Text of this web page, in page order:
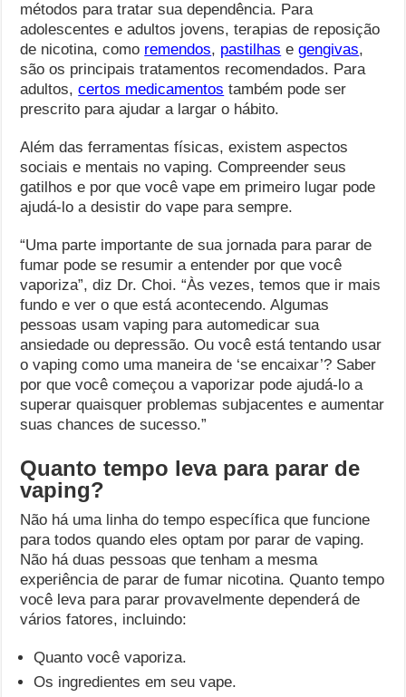
métodos para tratar sua dependência. Para
adolescentes e adultos jovens, terapias de reposição
de nicotina, como remendos, pastilhas egengivas,
são os principais tratamentos recomendados. Para
adultos,certos medicamentos também pode ser
prescrito para ajudar a largar o hábito.
Além das ferramentas físicas, existem aspectos
sociais e mentais no vaping. Compreender seus
gatilhos e por que você vape em primeiro lugar pode
ajudá-lo a desistir do vape para sempre.
“Uma parte importante de sua jornada para parar de
fumar pode se resumir a entender por que você
vaporiza”, diz Dr. Choi. “Às vezes, temos que ir mais
fundo e ver o que está acontecendo. Algumas
pessoas usam vaping para automedicar sua
ansiedade ou depressão. Ou você está tentando usar
o vaping como uma maneira de ‘se encaixar’? Saber
por que você começou a vaporizar pode ajudá-lo a
superar quaisquer problemas subjacentes e aumentar
suas chances de sucesso.”
Quanto tempo leva para parar de
vaping?
Não há uma linha do tempo específica que funcione
para todos quando eles optam por parar de vaping.
Não há duas pessoas que tenham a mesma
experiência de parar de fumar nicotina. Quanto tempo
você leva para parar provavelmente dependerá de
vários fatores, incluindo:
Quanto você vaporiza.
Os ingredientes em seu vape.